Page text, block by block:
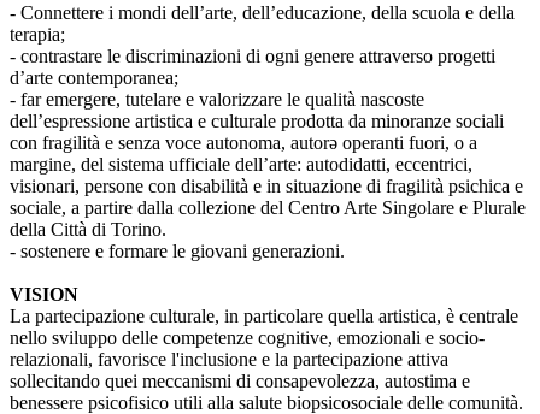
- Connettere i mondi dell’arte, dell’educazione, della scuola e della
terapia;
- contrastare le discriminazioni di ogni genere attraverso progetti
d’arte contemporanea;
- far emergere, tutelare e valorizzare le qualità nascoste
dell’espressione artistica e culturale prodotta da minoranze sociali
con fragilità e senza voce autonoma, autorə operanti fuori, o a
margine, del sistema ufficiale dell’arte: autodidatti, eccentrici,
visionari, persone con disabilità e in situazione di fragilità psichica e
sociale, a partire dalla collezione del Centro Arte Singolare e Plurale
della Città di Torino.
- sostenere e formare le giovani generazioni.
VISION
La partecipazione culturale, in particolare quella artistica, è centrale
nello sviluppo delle competenze cognitive, emozionali e socio-
relazionali, favorisce l'inclusione e la partecipazione attiva
sollecitando quei meccanismi di consapevolezza, autostima e
benessere psicofisico utili alla salute biopsicosociale delle comunità.